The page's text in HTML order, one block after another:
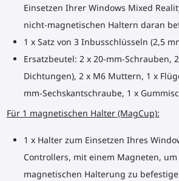
Einsetzen Ihrer Windows Mixed
nicht-magnetischen Haltern daran
1 x Satz von 3 Inbusschlüsseln (2,5
Ersatzbeutel: 2 x 20-mm-Schrauben,
Dichtungen), 2 x M6 Muttern, 1 x
mm-Sechskantschraube, 1 x
Für 1 magnetischen Halter (MagCup):
1 x Halter zum Einsetzen Ihres
Controllers, mit einem Magneten,
magnetischen Halterung zu